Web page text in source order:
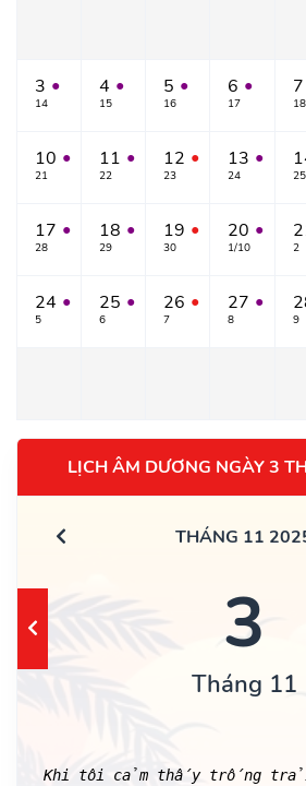
3 ●
14
4 ●
15
5 ●
16
6 ●
17
7
18
10 ●
21
11 ●
22
12 ●
23
13 ●
24 25
17 ●
28
18 ●
29
19 ●
30
20 ●
1/10 2
24 ●
5
25 ●
6
26 ●
7
27 ●
8 9
LỊCH ÂM DƯƠNG NGÀY 3
THÁNG 11
3
Tháng 11
Khi tôi cảm thấy trống trải